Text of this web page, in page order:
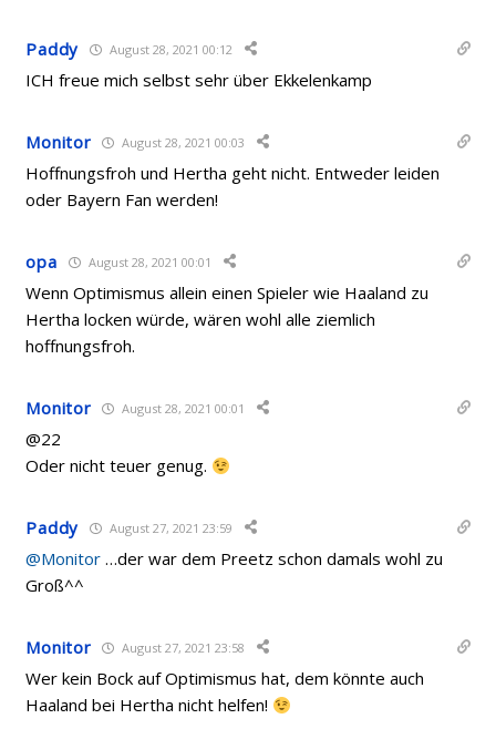
Paddy August 28, 2021 00:12
ICH freue mich selbst sehr über Ekkelenkamp
Monitor August 28, 2021 00:03
Hoffnungsfroh und Hertha geht nicht. Entweder leiden
oder Bayern Fan werden!
opa August 28, 2021 00:01
Wenn Optimismus allein einen Spieler wie Haaland zu
Hertha locken würde, wären wohl alle ziemlich
hoffnungsfroh.
Monitor August 28, 2021 00:01
@22
Oder nicht teuer genug.
Paddy August 27, 2021 23:59
@Monitor …der war dem Preetz schon damals wohl zu
Groß^^
Monitor August 27, 2021 23:58
Wer kein Bock auf Optimismus hat, dem könnte auch
Haaland bei Hertha nicht helfen!